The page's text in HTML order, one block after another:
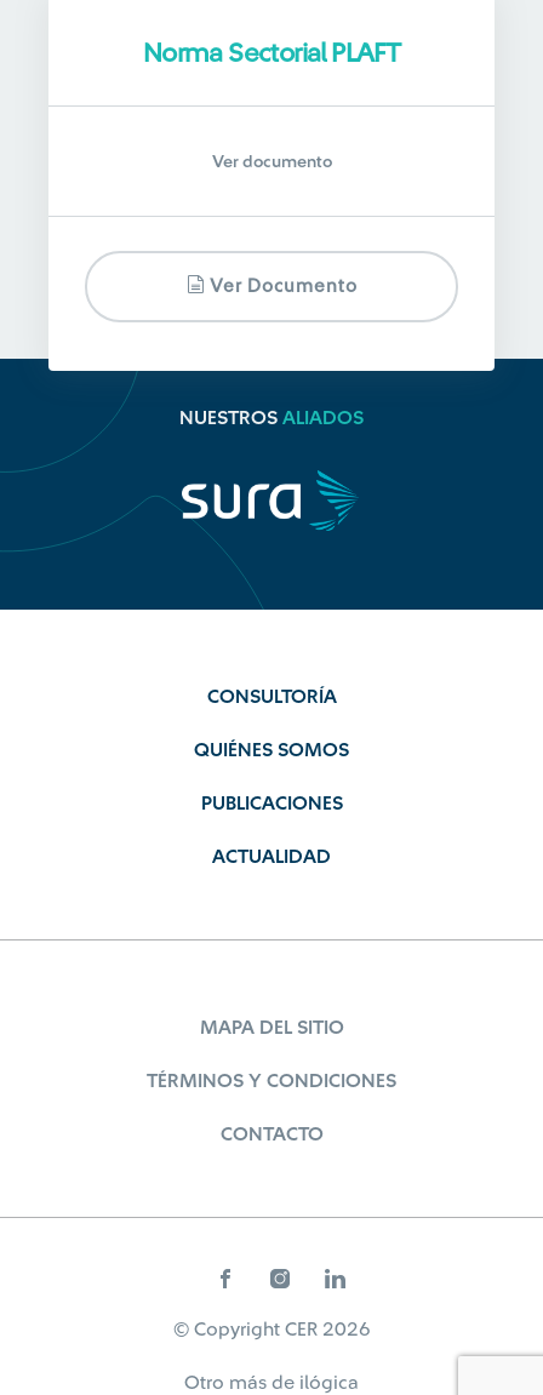
Norma Sectorial PLAFT
Ver documento
Ver Documento
NUESTROS ALIADOS
CONSULTORÍA
QUIÉNES SOMOS
PUBLICACIONES
ACTUALIDAD
MAPA DEL SITIO
TÉRMINOS Y CONDICIONES
CONTACTO
© Copyright CER 2026
Otro más de ilógica